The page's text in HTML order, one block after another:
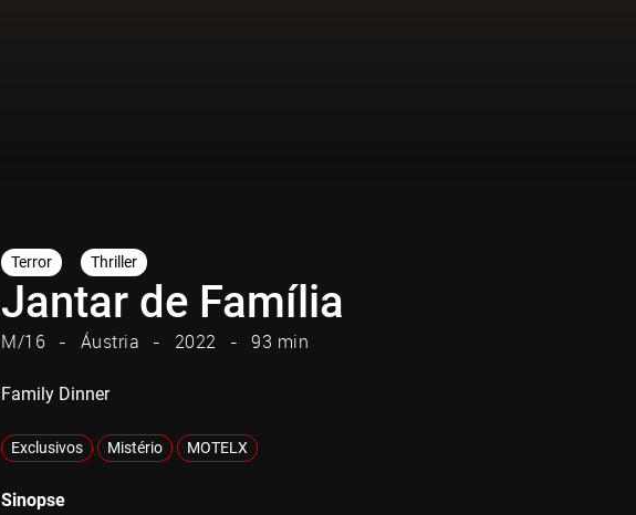
Terror Thriller
Jantar de Família
M/16 Áustria 2022 93 min
Family Dinner
Exclusivos Mistério MOTELX
Sinopse